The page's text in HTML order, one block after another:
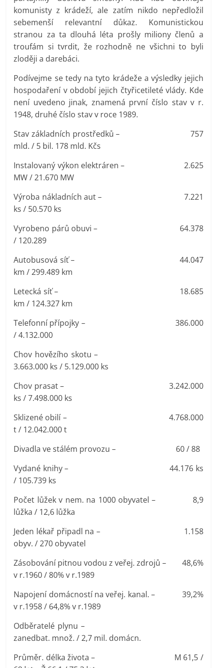
komunisty z krádeží, ale zatím nikdo nepředložil
sebemenší relevantní důkaz. Komunistickou
stranou za ta dlouhá léta prošly miliony členů a
troufám si tvrdit, že rozhodně ne všichni to byli
zloději a darebáci.
Podívejme se tedy na tyto krádeže a výsledky jejich
hospodaření v období jejich čtyřicetileté vlády. Kde
není uvedeno jinak, znamená první číslo stav v r.
1948, druhé číslo stav v roce 1989.
Stav základních prostředků – 757
mld. / 5 bil. 178 mld. Kčs
Instalovaný výkon elektráren – 2.625
MW / 21.670 MW
Výroba nákladních aut – 7.221
ks / 50.570 ks
Vyrobeno párů obuvi – 64.378
/ 120.289
Autobusová síť – 44.047
km / 299.489 km
Letecká síť – 18.685
km / 124.327 km
Telefonní přípojky – 386.000
/ 4.132.000
Chov hovězího skotu –
3.663.000 ks / 5.129.000 ks
Chov prasat – 3.242.000
ks / 7.498.000 ks
Sklizené obilí – 4.768.000
t / 12.042.000 t
Divadla ve stálém provozu – 60 / 88
Vydané knihy – 44.176 ks
/ 105.739 ks
Počet lůžek v nem. na 1000 obyvatel – 8,9
lůžka / 12,6 lůžka
Jeden lékař připadl na – 1.158
obyv. / 270 obyvatel
Zásobování pitnou vodou z veřej. zdrojů – 48,6%
v r.1960 / 80% v r.1989
Napojení domácností na veřej. kanal. – 39,2%
v r.1958 / 64,8% v r.1989
Odběratelé plynu –
zanedbat. množ. / 2,7 mil. domácn.
Průměr. délka života – M 61,5 /